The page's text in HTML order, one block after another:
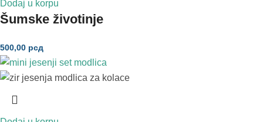
Dodaj u korpu
Šumske životinje
500,00 рсд